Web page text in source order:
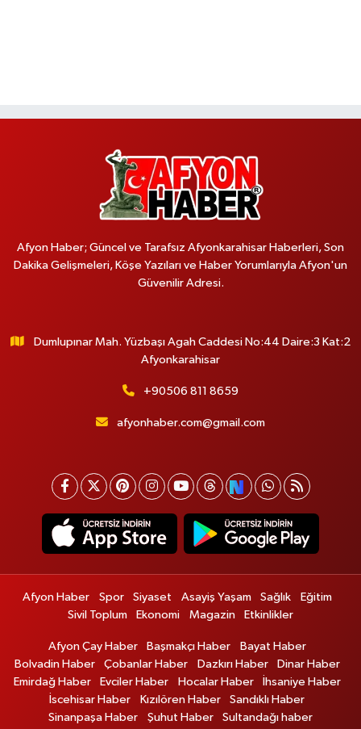
Afyon Haber; Güncel ve Tarafsız Afyonkarahisar Haberleri, Son
Dakika Gelişmeleri, Köşe Yazıları ve Haber Yorumlarıyla Afyon'un
Güvenilir Adresi.
Dumlupınar Mah. Yüzbaşı Agah Caddesi No:44 Daire:3 Kat:2
Afyonkarahisar
+90506 811 8659
afyonhaber.com@gmail.com
Afyon Haber Spor Siyaset Asayiş Yaşam Sağlık
Eğitim
Sivil Toplum
Ekonomi Magazin Etkinlikler
Afyon Çay Haber Başmakçı Haber
Bayat Haber
Bolvadin Haber
Çobanlar Haber Dazkırı Haber
Dinar Haber
Emirdağ Haber
Evciler Haber Hocalar Haber
İhsaniye Haber
İscehisar Haber
Kızılören Haber
Sandıklı Haber
Sinanpaşa Haber
Şuhut Haber Sultandağı haber